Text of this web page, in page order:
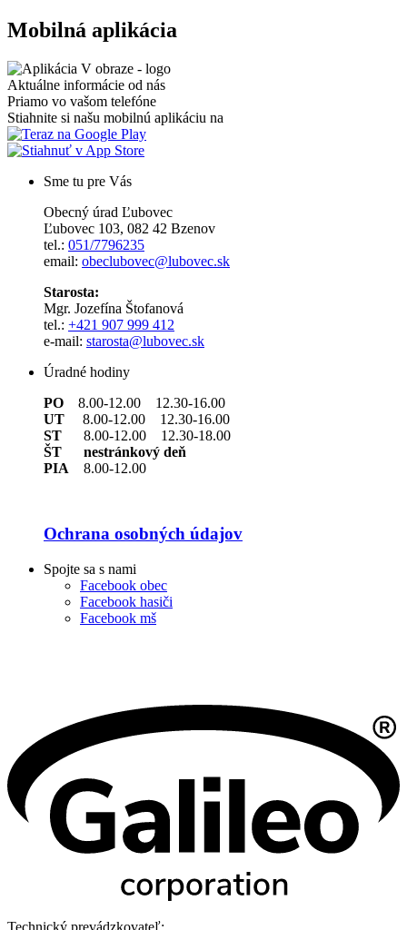
Mobilná aplikácia
Aktuálne informácie od nás
Priamo vo vašom telefóne
Stiahnite si našu mobilnú aplikáciu na
Sme tu pre Vás
Obecný úrad Ľubovec
Ľubovec 103, 082 42 Bzenov
tel.: 051/7796235
email: obeclubovec@lubovec.sk
Starosta:
Mgr. Jozefína Štofanová
tel.: +421 907 999 412
e-mail: starosta@lubovec.sk
Úradné hodiny
PO 8.00-12.00 12.30-16.00
UT 8.00-12.00 12.30-16.00
ST 8.00-12.00 12.30-18.00
ŠT nestránkový deň
PIA 8.00-12.00
Ochrana osobných údajov
Spojte sa s nami
Facebook obec
Facebook hasiči
Facebook mš
Technický prevádzkovateľ: